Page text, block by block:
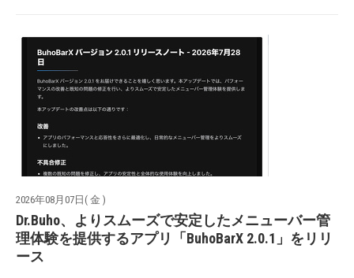
2026年08月07日( 金 )
Dr.Buho、よりスムーズで安定したメニューバー管
理体験を提供するアプリ「BuhoBarX 2.0.1」をリリ
ース